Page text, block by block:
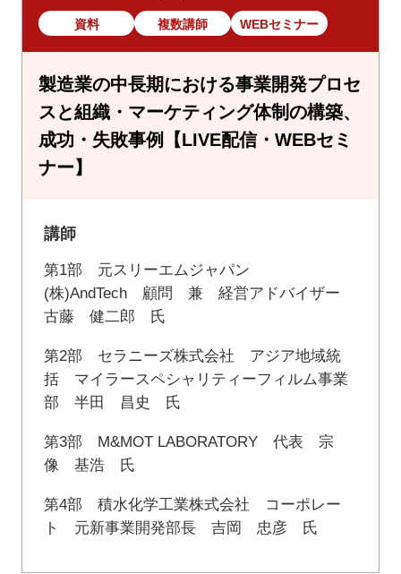
資料 複数講師 WEBセミナー
製造業の中長期における事業開発プロセ
スと組織・マーケティング体制の構築、
成功・失敗事例【LIVE配信・WEBセミ
ナー】
講師
第1部 元スリーエムジャパン
(株)AndTech 顧問 兼 経営アドバイザー
古藤 健二郎 氏
第2部 セラニーズ株式会社 アジア地域統
括 マイラースペシャリティーフィルム事業
部 半田 昌史 氏
第3部 M&MOT LABORATORY 代表 宗
像 基浩 氏
第4部 積水化学工業株式会社 コーポレー
ト 元新事業開発部長 吉岡 忠彦 氏